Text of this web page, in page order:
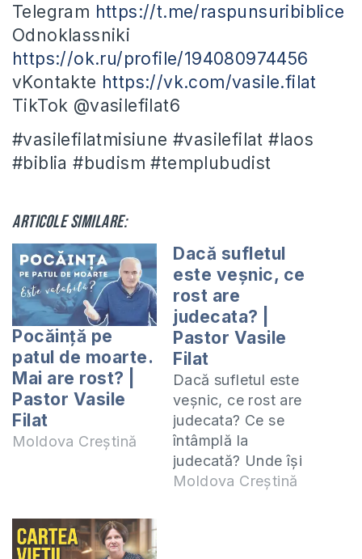
Telegram https://t.me/raspunsuribiblice
Odnoklassniki
https://ok.ru/profile/194080974456
vKontakte https://vk.com/vasile.filat
TikTok @vasilefilat6
#vasilefilatmisiune #vasilefilat #laos
#biblia #budism #templubudist
Articole similare:
Pocăință pe
patul de moarte.
Mai are rost? |
Pastor Vasile
Filat
Moldova Creștină
Dacă sufletul
este veșnic, ce
rost are
judecata? |
Pastor Vasile
Filat
Dacă sufletul este
veșnic, ce rost are
judecata? Ce se
întâmplă la
judecată? Unde își
va petrece veșnicia
Moldova Creștină